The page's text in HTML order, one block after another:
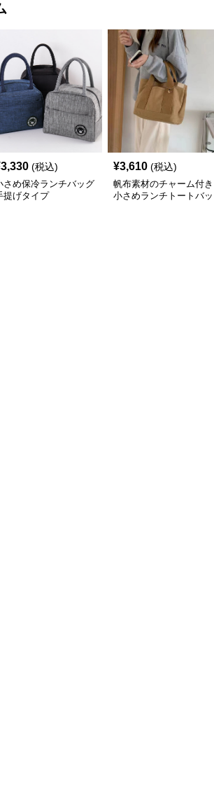
3,330 (税込)
さめ保冷ランチバッグ
提げタイプ
¥3,610 (税込)
帆布素材のチャーム付き
小さめランチトートバッ